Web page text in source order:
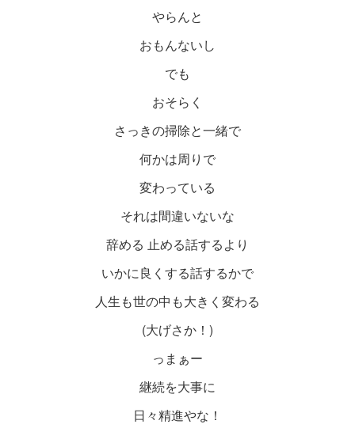
やらんと
おもんないし
でも
おそらく
さっきの掃除と一緒で
何かは周りで
変わっている
それは間違いないな
辞める 止める話するより
いかに良くする話するかで
人生も世の中も大きく変わる
(大げさか！)
っまぁー
継続を大事に
日々精進やな！